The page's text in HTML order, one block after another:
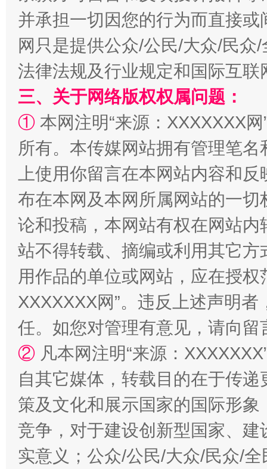
阿坝州三大球赛在茂县开幕 规模
国家大学科技园优化重塑工作
扯下公款旅游的“隐身衣” 如何以
并承担一切因您的行为而直接
网只是提供公众/公民/大众/民
法律法规及行业规定和国际互
三、关于网络版权权属问题：
① 本网注明“来源：XXXXXXX
所有。本传媒网站拥有管理笔
上使用你留言在本网站内容和
布在本网及本网所属网站的一
论和投稿，本网站有权在网站
站不得转载、摘编或利用其它
用作品的单位或网站，应在授
XXXXXXX网”。违反上述声明
任。如您对管理有意见，请向
② 凡本网注明“来源：
自其它媒体，转载目的在于传
策及文化和展示国家的国际形
竞争，对于建设创新型国家、
实意义；公众/公民/大众/民众/